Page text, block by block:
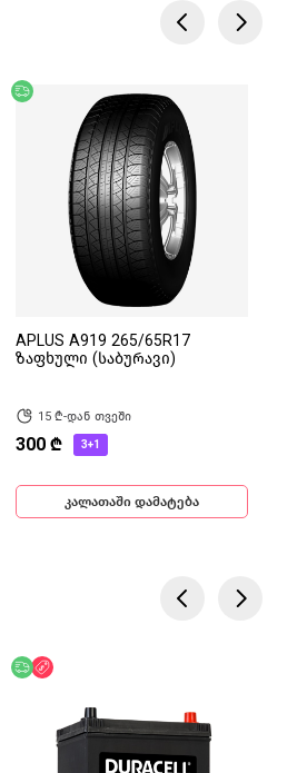
უფასო მიწოდება
APLUS A919 265/65R17
ზაფხული (საბურავი)
15 ₾-დან თვეში
300 ₾ 3+1
კალათაში დამატება
უფასო მიწოდება